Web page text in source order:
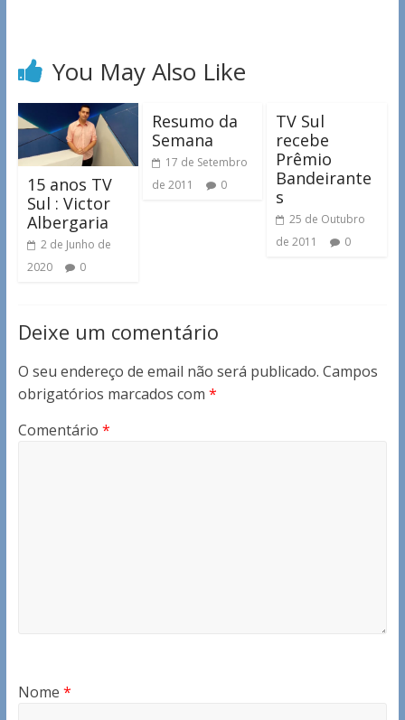
You May Also Like
15 anos TV
Sul : Victor
Albergaria
2 de Junho de
2020
0
Resumo da
Semana
17 de Setembro
de 2011
0
TV Sul
recebe
Prêmio
Bandeirante
s
25 de Outubro
de 2011
0
Deixe um comentário
O seu endereço de email não será publicado. Campos
obrigatórios marcados com *
Comentário *
Nome *